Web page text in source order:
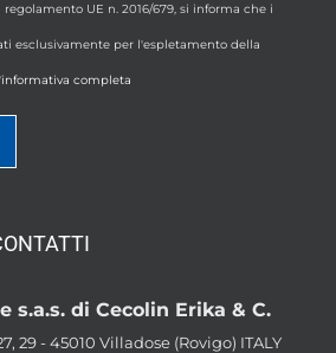
regolamento UE n. 2016/679, si informa che i
esclusivamente per l'espletamento della
completa
s.a.s. di Cecolin Erika & C.
29 - 45010 Villadose (Rovigo) ITALY